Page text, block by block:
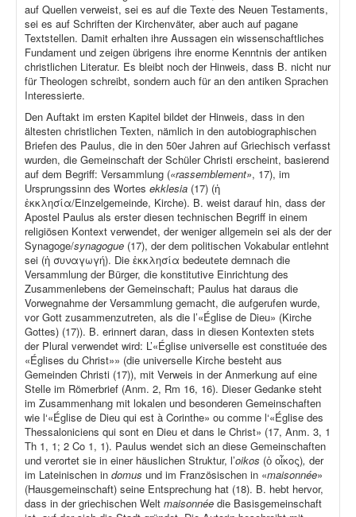
auf Quellen verweist, sei es auf die Texte des Neuen Testaments,
sei es auf Schriften der Kirchenväter, aber auch auf pagane
Textstellen. Damit erhalten ihre Aussagen ein wissenschaftliches
Fundament und zeigen übrigens ihre enorme Kenntnis der antiken
christlichen Literatur. Es bleibt noch der Hinweis, dass B. nicht nur
für Theologen schreibt, sondern auch für an den antiken Sprachen
Interessierte.
Den Auftakt im ersten Kapitel bildet der Hinweis, dass in den
ältesten christlichen Texten, nämlich in den autobiographischen
Briefen des Paulus, die in den 50er Jahren auf Griechisch verfasst
wurden, die Gemeinschaft der Schüler Christi erscheint, basierend
auf dem Begriff: Versammlung («rassemblement», 17), im
Ursprungssinn des Wortes ekklesia (17) (ἡ
ἐκκλησία/Einzelgemeinde, Kirche). B. weist darauf hin, dass der
Apostel Paulus als erster diesen technischen Begriff in einem
religiösen Kontext verwendet, der weniger allgemein sei als der der
Synagoge/synagogue (17), der dem politischen Vokabular entlehnt
sei (ἡ συναγωγή). Die ἐκκλησία bedeutete demnach die
Versammlung der Bürger, die konstitutive Einrichtung des
Zusammenlebens der Gemeinschaft; Paulus hat daraus die
Vorwegnahme der Versammlung gemacht, die aufgerufen wurde,
vor Gott zusammenzutreten, als die l’«Église de Dieu» (Kirche
Gottes) (17)). B. erinnert daran, dass in diesen Kontexten stets
der Plural verwendet wird: L’«Église universelle est constituée des
«Églises du Christ»» (die universelle Kirche besteht aus
Gemeinden Christi (17)), mit Verweis in der Anmerkung auf eine
Stelle im Römerbrief (Anm. 2, Rm 16, 16). Dieser Gedanke steht
im Zusammenhang mit lokalen und besonderen Gemeinschaften
wie l‘«Église de Dieu qui est à Corinthe» ou comme l‘«Église des
Thessaloniciens qui sont en Dieu et dans le Christ» (17, Anm. 3, 1
Th 1, 1; 2 Co 1, 1). Paulus wendet sich an diese Gemeinschaften
und verortet sie in einer häuslichen Struktur, l’oikos (ὁ οἶκος), der
im Lateinischen in domus und im Französischen in «maisonnée»
(Hausgemeinschaft) seine Entsprechung hat (18). B. hebt hervor,
dass in der griechischen Welt maisonnée die Basisgemeinschaft